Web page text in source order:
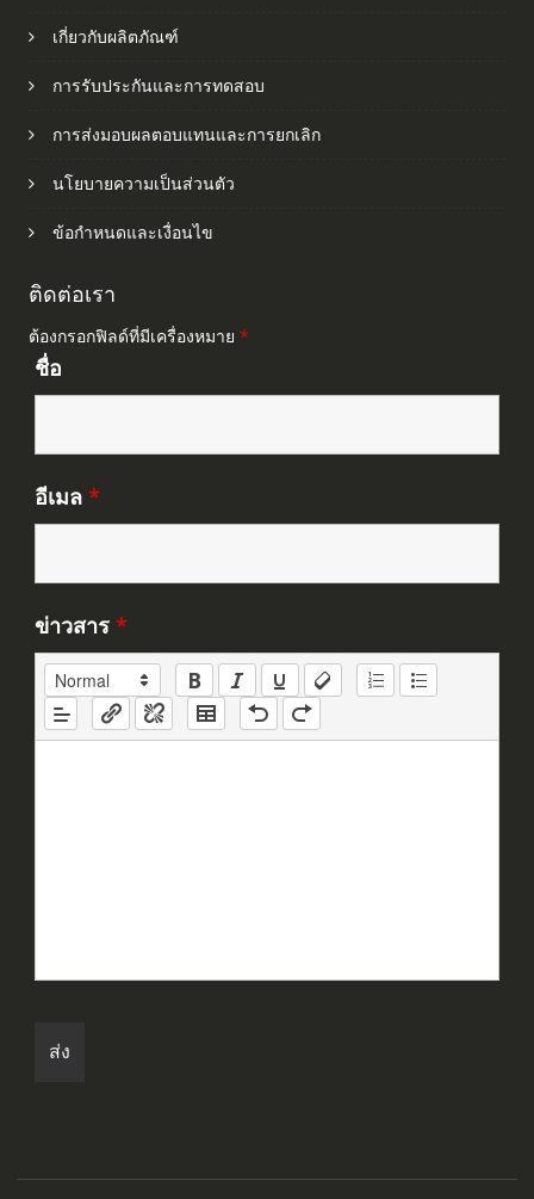
เกี่ยวกับผลิตภัณฑ์
การรับประกันและการทดสอบ
การส่งมอบผลตอบแทนและการยกเลิก
นโยบายความเป็นส่วนตัว
ข้อกำหนดและเงื่อนไข
ติดต่อเรา
ต้องกรอกฟิลด์ที่มีเครื่องหมาย *
ชื่อ
อีเมล *
ข่าวสาร *